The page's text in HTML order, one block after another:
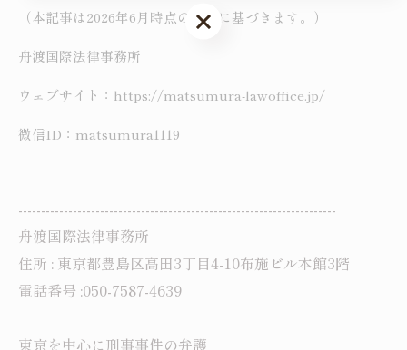
（本記事は2026年6月時点の情報に基づきます。）
舟渡国際法律事務所
ウェブサイト：https://matsumura-lawoffice.jp/
微信ID：matsumura1119
----------------------------------------------------------------------
舟渡国際法律事務所
住所 : 東京都豊島区高田3丁目4-10布施ビル本館3階
電話番号 :050-7587-4639
東京を中心に刑事事件の弁護
お問い合わせはこちら